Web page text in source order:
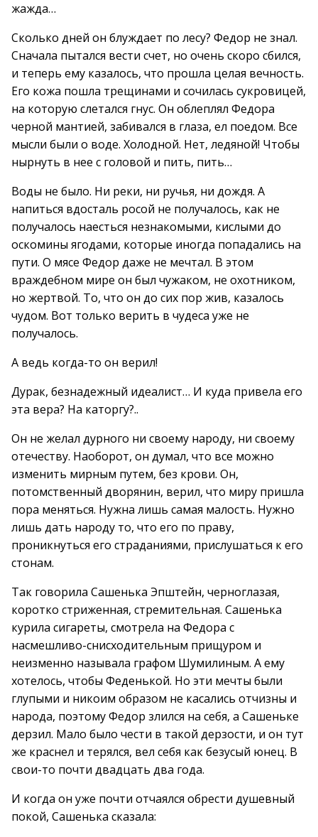
жажда…
Сколько дней он блуждает по лесу? Федор не знал.
Сначала пытался вести счет, но очень скоро сбился,
и теперь ему казалось, что прошла целая вечность.
Его кожа пошла трещинами и сочилась сукровицей,
на которую слетался гнус. Он облеплял Федора
черной мантией, забивался в глаза, ел поедом. Все
мысли были о воде. Холодной. Нет, ледяной! Чтобы
нырнуть в нее с головой и пить, пить…
Воды не было. Ни реки, ни ручья, ни дождя. А
напиться вдосталь росой не получалось, как не
получалось наесться незнакомыми, кислыми до
оскомины ягодами, которые иногда попадались на
пути. О мясе Федор даже не мечтал. В этом
враждебном мире он был чужаком, не охотником,
но жертвой. То, что он до сих пор жив, казалось
чудом. Вот только верить в чудеса уже не
получалось.
А ведь когда-то он верил!
Дурак, безнадежный идеалист… И куда привела его
эта вера? На каторгу?..
Он не желал дурного ни своему народу, ни своему
отечеству. Наоборот, он думал, что все можно
изменить мирным путем, без крови. Он,
потомственный дворянин, верил, что миру пришла
пора меняться. Нужна лишь самая малость. Нужно
лишь дать народу то, что его по праву,
проникнуться его страданиями, прислушаться к его
стонам.
Так говорила Сашенька Эпштейн, черноглазая,
коротко стриженная, стремительная. Сашенька
курила сигареты, смотрела на Федора с
насмешливо-снисходительным прищуром и
неизменно называла графом Шумилиным. А ему
хотелось, чтобы Феденькой. Но эти мечты были
глупыми и никоим образом не касались отчизны и
народа, поэтому Федор злился на себя, а Сашеньке
дерзил. Мало было чести в такой дерзости, и он тут
же краснел и терялся, вел себя как безусый юнец. В
свои-то почти двадцать два года.
И когда он уже почти отчаялся обрести душевный
покой, Сашенька сказала: